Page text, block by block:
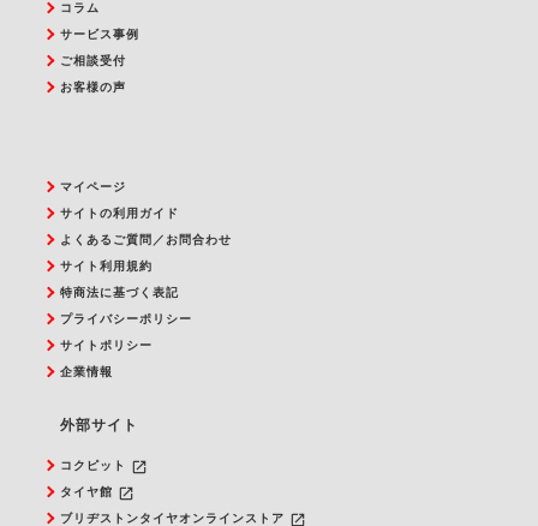
コラム
サービス事例
ご相談受付
お客様の声
マイページ
サイトの利用ガイド
よくあるご質問／お問合わせ
サイト利用規約
特商法に基づく表記
プライバシーポリシー
サイトポリシー
企業情報
外部サイト
コクピット launch
タイヤ館 launch
ブリヂストンタイヤオンラインストア launch